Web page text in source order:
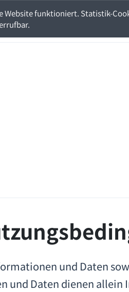
und Daten
und Daten dienen
Website funktioniert. Statistik-